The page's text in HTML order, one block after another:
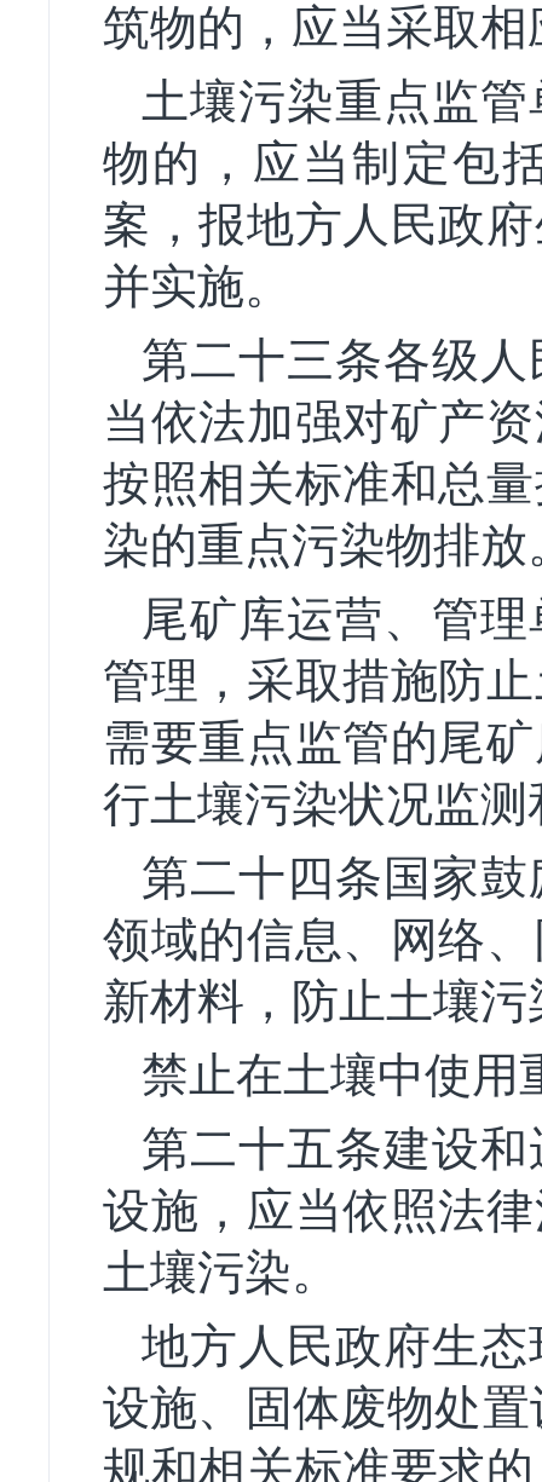
筑物的，应当采取
土壤污染重点监
物的，应当制定包
案，报地方人民政
并实施。
第二十三条各级
当依法加强对矿产
按照相关标准和总
染的重点污染物排放
尾矿库运营、管
管理，采取措施防
需要重点监管的尾
行土壤污染状况监
第二十四条国家
领域的信息、网络
新材料，防止土壤污
禁止在土壤中使用
第二十五条建设
设施，应当依照法
土壤污染。
地方人民政府生
设施、固体废物处
规和相关标准要求